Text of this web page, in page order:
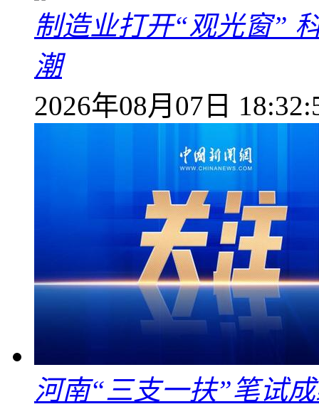
制造业打开“观光窗”
潮
2026年08月07日
河南“三支一扶”笔试